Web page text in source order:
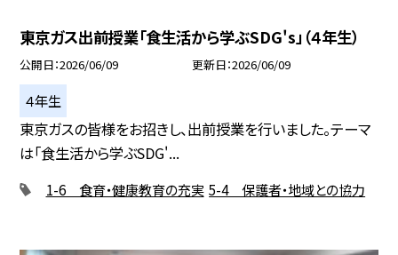
東京ガス出前授業「食生活から学ぶSDG's」（４年生）
公開日 2026/06/09 更新日 2026/06/09
４年生
東京ガスの皆様をお招きし、出前授業を行いました。テーマ
は「食生活から学ぶSDG'...
1-6 食育・健康教育の充実 5-4 保護者・地域との協力